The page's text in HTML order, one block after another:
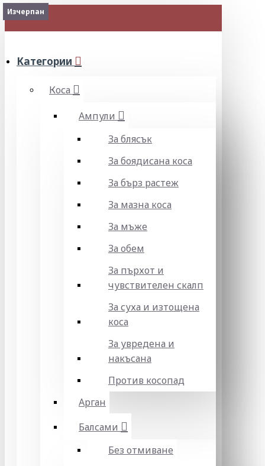
МЕНЮ
Категории
Коса
Ампули
За блясък
За боядисана коса
За бърз растеж
За мазна коса
За мъже
За обем
За пърхот и
чувствителен скалп
За суха и изтощена
коса
За увредена и
накъсана
Против косопад
Арган
Балсами
Без отмиване
Изчерпан
Изчерпан
Изчерпан
Изчерпан